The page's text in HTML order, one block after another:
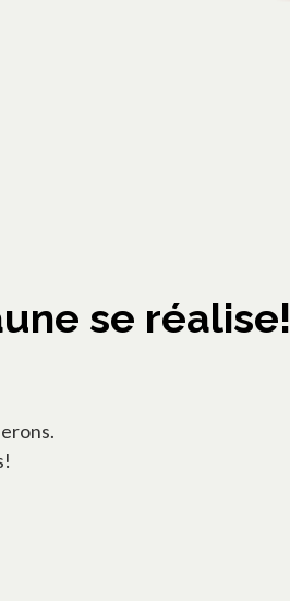
se réalise!